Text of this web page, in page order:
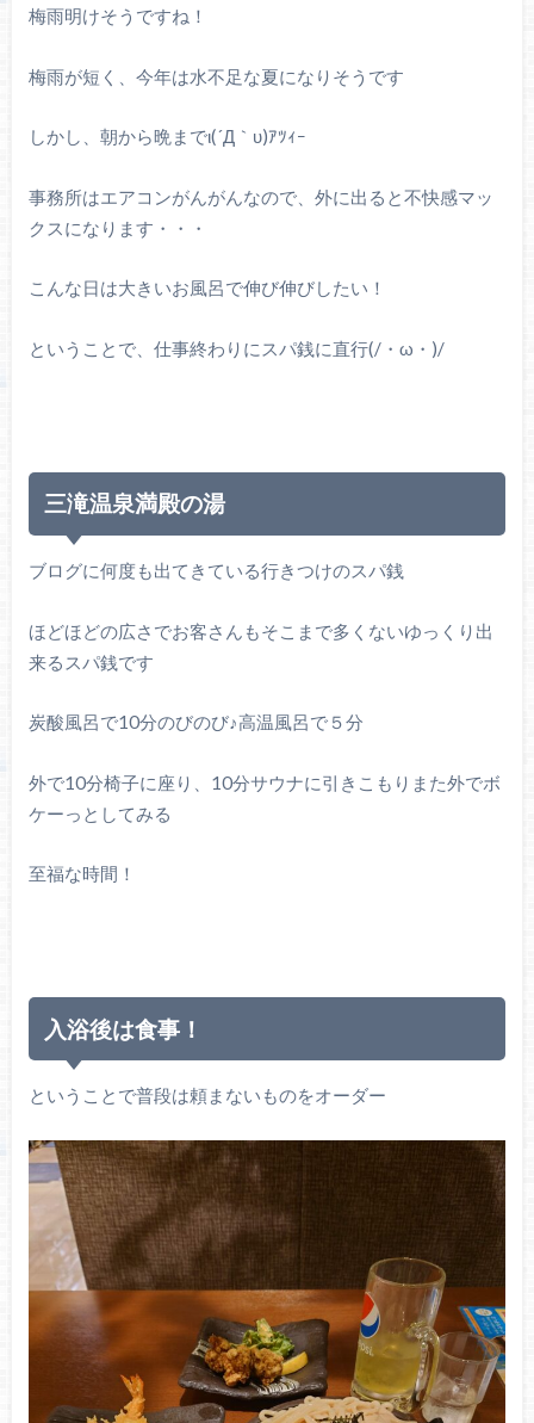
梅雨明けそうですね！
梅雨が短く、今年は水不足な夏になりそうです
しかし、朝から晩までι(´Д｀υ)ｱﾂｨｰ
事務所はエアコンがんがんなので、外に出ると不快感マッ
クスになります・・・
こんな日は大きいお風呂で伸び伸びしたい！
ということで、仕事終わりにスパ銭に直行(/・ω・)/
三滝温泉満殿の湯
ブログに何度も出てきている行きつけのスパ銭
ほどほどの広さでお客さんもそこまで多くないゆっくり出
来るスパ銭です
炭酸風呂で10分のびのび♪高温風呂で５分
外で10分椅子に座り、10分サウナに引きこもりまた外でボ
ケーっとしてみる
至福な時間！
入浴後は食事！
ということで普段は頼まないものをオーダー